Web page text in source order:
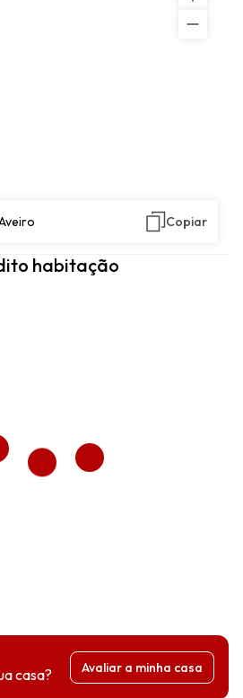
Copiar
habitação
casa? Avaliar a minha casa